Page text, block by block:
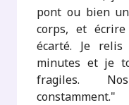
pont ou bien
corps, et
écarté. Je
minutes et je
fragiles.
constamment."